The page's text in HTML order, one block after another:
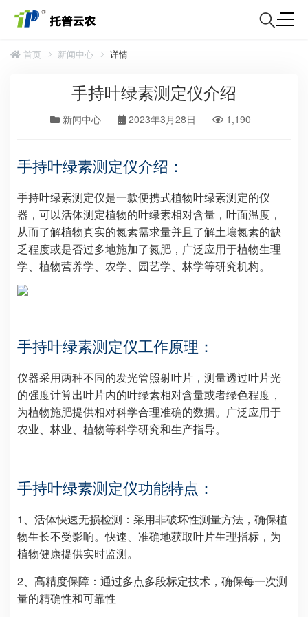
首页 新闻中心 详情
手持叶绿素测定仪介绍
新闻中心 2023年3月28日 1,190
手持叶绿素测定仪介绍：
手持叶绿素测定仪是一款便携式植物叶绿素测定的仪
器，可以活体测定植物的叶绿素相对含量，叶面温度，
从而了解植物真实的氮素需求量并且了解土壤氮素的缺
乏程度或是否过多地施加了氮肥，广泛应用于植物生理
学、植物营养学、农学、园艺学、林学等研究机构。
手持叶绿素测定仪工作原理：
仪器采用两种不同的发光管照射叶片，测量透过叶片光
的强度计算出叶片内的叶绿素相对含量或者绿色程度，
为植物施肥提供相对科学合理准确的数据。广泛应用于
农业、林业、植物等科学研究和生产指导。
手持叶绿素测定仪功能特点：
1、活体快速无损检测：采用非破坏性测量方法，确保植
物生长不受影响。快速、准确地获取叶片生理指标，为
植物健康提供实时监测。
2、高精度保障：通过多点多段标定技术，确保每一次测
量的精确性和可靠性